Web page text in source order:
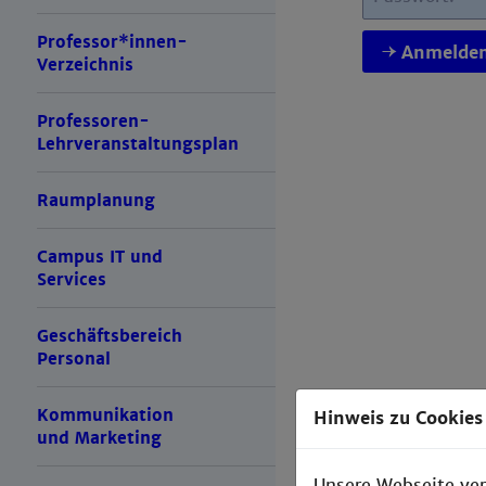
Professor*innen-
Verzeichnis
Professoren-
Lehrveranstaltungsplan
Raumplanung
Campus IT und
Services
Geschäftsbereich
Personal
Kommunikation
und Marketing
Hinweis zu Cookies